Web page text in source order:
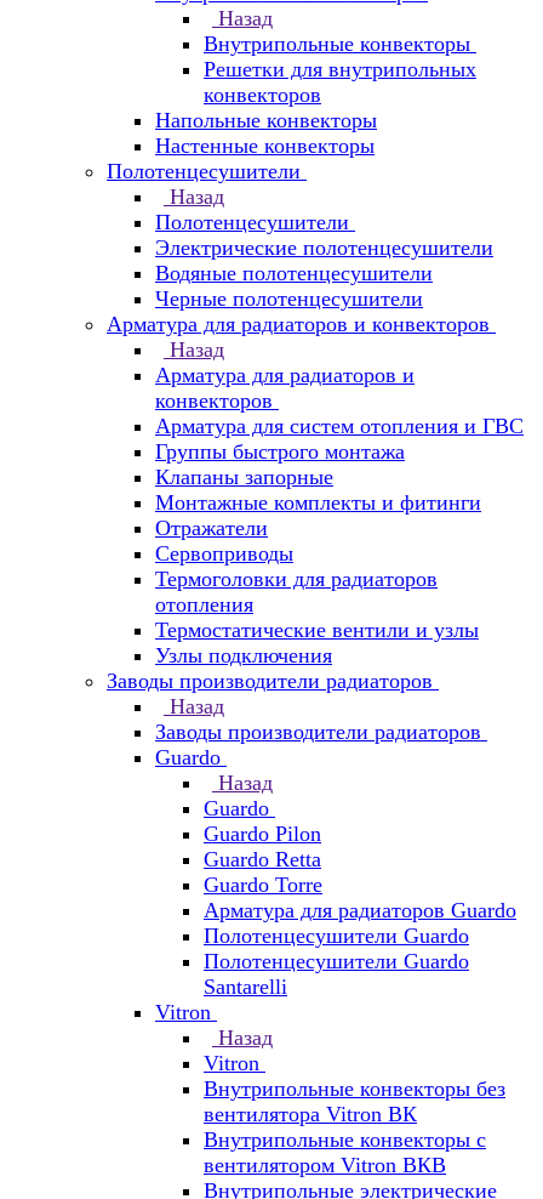
Назад
Внутрипольные конвекторы
Решетки для внутрипольных
конвекторов
Напольные конвекторы
Настенные конвекторы
Полотенцесушители
Назад
Полотенцесушители
Электрические полотенцесушители
Водяные полотенцесушители
Черные полотенцесушители
Арматура для радиаторов и конвекторов
Назад
Арматура для радиаторов и
конвекторов
Арматура для систем отопления и ГВС
Группы быстрого монтажа
Клапаны запорные
Монтажные комплекты и фитинги
Отражатели
Сервоприводы
Термоголовки для радиаторов
отопления
Термостатические вентили и узлы
Узлы подключения
Заводы производители радиаторов
Назад
Заводы производители радиаторов
Guardo
Назад
Guardo
Guardo Pilon
Guardo Retta
Guardo Torre
Арматура для радиаторов Guardo
Полотенцесушители Guardo
Полотенцесушители Guardo
Santarelli
Vitron
Назад
Vitron
Внутрипольные конвекторы без
вентилятора Vitron ВК
Внутрипольные конвекторы с
вентилятором Vitron ВКВ
Внутрипольные электрические